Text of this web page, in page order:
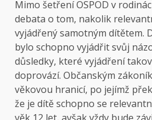
Mimo šetření OSPOD v
debata o tom, nakolik
vyjádřený samotným dítětem.
bylo schopno vyjádřit svůj
důsledky, které vyjádření
doprovází. Občanským
věkovou hranicí, po jejímž
že je dítě schopno se